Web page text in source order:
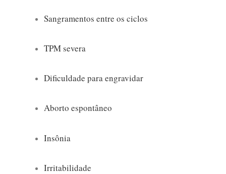
Sangramentos entre os ciclos
TPM severa
Dificuldade para engravidar
Aborto espontâneo
Insônia
Irritabilidade